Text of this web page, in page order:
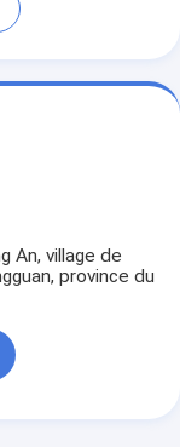
An, village de
province du